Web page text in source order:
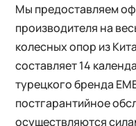
Мы предоставляем
производителя на
колесных опор из
составляет 14
турецкого бренда
постгарантийное
осуществляются